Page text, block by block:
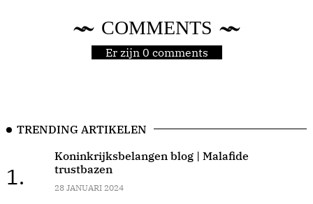
COMMENTS
Er zijn 0 comments
TRENDING ARTIKELEN
1.
Koninkrijksbelangen blog | Malafide
trustbazen
28 JANUARI 2024